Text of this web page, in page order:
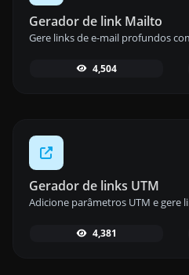
Gerador de link Mailto
4,504
Gerador de links UTM
4,381